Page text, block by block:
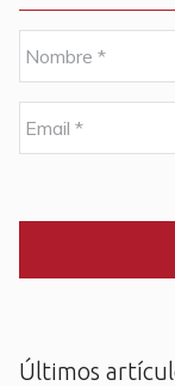
o
m
e
m
a
C
Últimos